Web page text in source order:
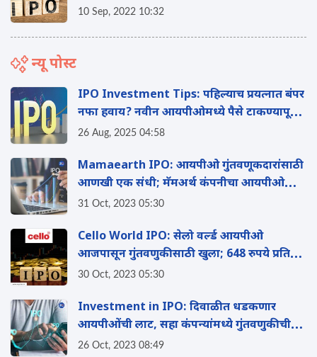
10 Sep, 2022 10:32
न्यू पोस्ट
IPO Investment Tips: पहिल्याच प्रयत्नात बंपर
नफा हवाय? नवीन आयपीओमध्ये पैसे टाकण्यापूर्वी
'या' 8 गोष्टी नक्की तपासा
26 Aug, 2025 04:58
Mamaearth IPO: आयपीओ गुंतवणूकदारांसाठी
आणखी एक संधी; मॅमअर्थ कंपनीचा आयपीओ
आजपासून खुला
31 Oct, 2023 05:30
Cello World IPO: सेलो वर्ल्ड आयपीओ
आजपासून गुंतवणुकीसाठी खुला; 648 रुपये प्रति
शेअरची किंमत
30 Oct, 2023 05:30
Investment in IPO: दिवाळीत धडकणार
आयपीओंची लाट, सहा कंपन्यांमध्ये गुंतवणुकीची
संधी
26 Oct, 2023 08:49